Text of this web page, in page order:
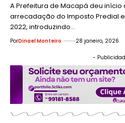
A Prefeitura de Macapá deu
arrecadação do Imposto Predial
2022, introduzindo…
PorDinael Monteiro 28 janeiro, 2026
-